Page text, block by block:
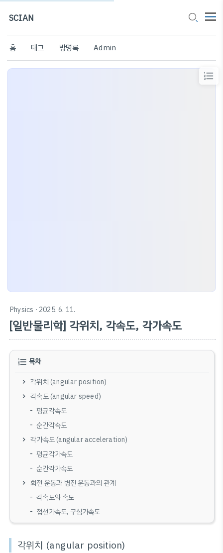
SCIAN
홈 태그 방명록 Admin
Physics · 2025. 6. 11.
[일반물리학] 각위치, 각속도, 각가속도
목차
각위치 (angular position)
각속도 (angular speed)
평균각속도
순간각속도
각가속도 (angular acceleration)
평균각가속도
순간각가속도
회전 운동과 병진 운동과의 관계
각속도와 속도
접선가속도, 구심가속도
각위치 (angular position)